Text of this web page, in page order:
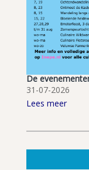
De
31-07-2026
Lees meer